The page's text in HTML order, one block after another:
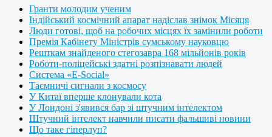
Гранти молодим ученим
Індійський космічний апарат надіслав знімок Місяця
Люди готові, щоб на робочих місцях їх замінили роботи
Премія Кабінету Міністрів сумському науковцю
Решткам знайденого стегозавра 168 мільйонів років
Роботи-поліцейські здатні розпізнавати людей
Система «E-Social»
Таємничі сигнали з космосу
У Китаї вперше клонували кота
У Лондоні з'явився бар зі штучним інтелектом
Штучний інтелект навчили писати фальшиві новини
Що таке гіперлуп?